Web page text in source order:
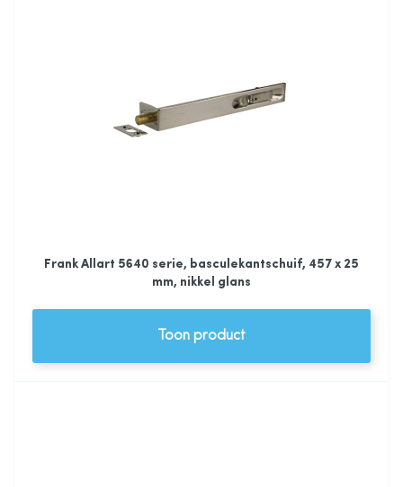
Frank Allart 5640 serie, basculekantschuif, 457 x 25
mm, nikkel glans
Toon product